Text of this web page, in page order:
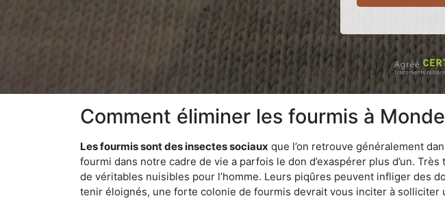
Comment éliminer les fourmis à
Les fourmis sont des insectes sociaux que l’on retrouve généralement
fourmi dans notre cadre de vie a parfois le don d’exaspérer plus d’un.
de véritables nuisibles pour l’homme. Leurs piqûres peuvent infliger des
tenir éloignés, une forte colonie de fourmis devrait vous inciter à solliciter